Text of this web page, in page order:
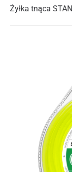
Żyłka tnąca